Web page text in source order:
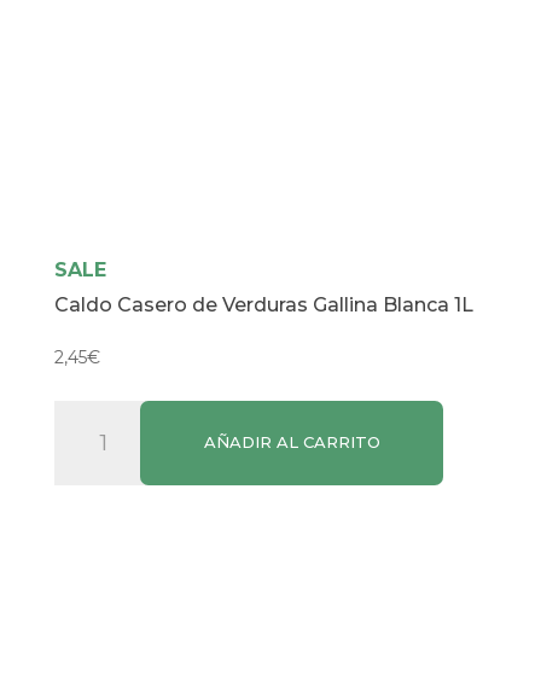
SALE
Caldo Casero de Verduras Gallina Blanca 1L
2,45€
Casero
AÑADIR AL CARRITO